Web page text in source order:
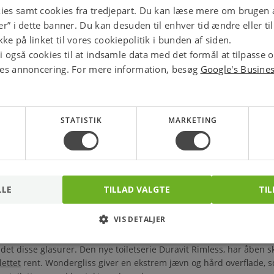
elegante og funktionelle. Derfor er deres produkter
Han byggede sin første fabrik tilbage i 1817, for at fremstille
i 2017 200 års fødselsdag. Deres gennembrud kom tilbage
parameter, der blev lagt vægt på, hvor det senere blev
Philip Starck taget fart. Starck designer toiletter og vaske til
specialist i sit område og det giver kvalitet i topklasse.
Duravit
det, som produktionen er baseret på. Deres sanitets
sammensætning og deres mange kvalitetstjek gør at
2.0 og Wondergliss, som sikrer en let rengøring, der
disse glasurer. Den nye toiletserie Duravit Rimless, har åben
rent. Wondergliss giver en ekstrem jævn og hård overflade,
samt cookies fra tredjepart. Du kan læse mere om brugen
i dette banner. Du kan desuden til enhver tid ændre eller
på linket til vores cookiepolitik i bunden af siden.
også cookies til at indsamle data med det formål at tilpasse
annoncering. For mere information, besøg Google's
STATISTIK MARKETING
TILLAD VALGTE
VIS DETALJER